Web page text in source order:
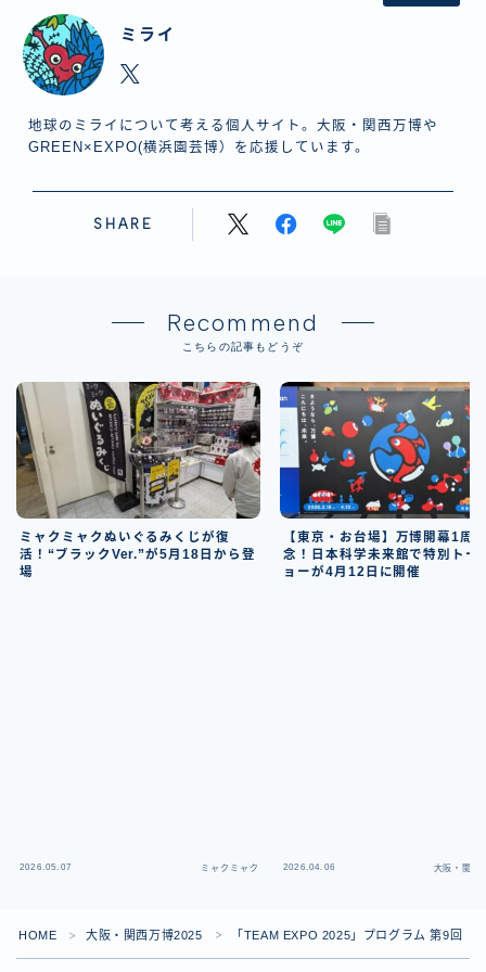
ミライ
地球のミライについて考える個人サイト。大阪・関西万博や
GREEN×EXPO(横浜園芸博）を応援しています。
SHARE
Recommend
こちらの記事もどうぞ
ミャクミャクぬいぐるみくじが復
活！“ブラックVer.”が5月18日から登
場
2026.05.07 ミャクミャク
【東京・お台場】万博開幕1周
念！日本科学未来館で特別トー
ョーが4月12日に開催
2026.04.06 大阪・関西
HOME ＞ 大阪・関西万博2025 ＞ 「TEAM EXPO 2025」プログラム 第9回